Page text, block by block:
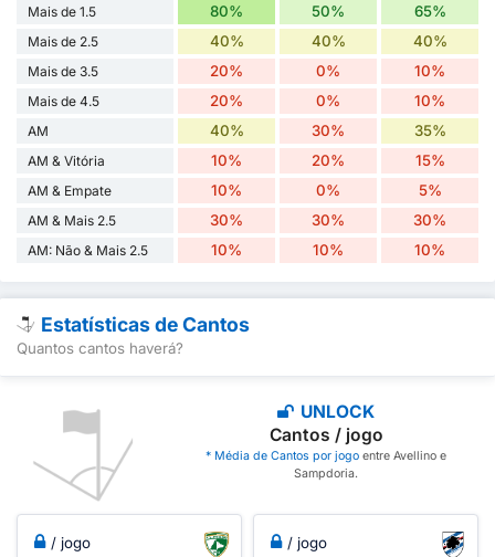
Mais de 1.5 80% 50% 65%
Mais de 2.5 40% 40% 40%
Mais de 3.5 20% 0% 10%
Mais de 4.5 20% 0% 10%
AM 40% 30% 35%
AM & Vitória 10% 20% 15%
AM & Empate 10% 0% 5%
AM & Mais 2.5 30% 30% 30%
AM: Não & Mais 2.5 10% 10% 10%
Estatísticas de Cantos
Quantos cantos haverá?
UNLOCK
Cantos / jogo
* Média de Cantos por jogo entre Avellino e
Sampdoria.
/ jogo / jogo